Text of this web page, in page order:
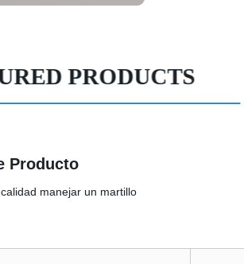
PRODUCTS
Producto
manejar un martillo